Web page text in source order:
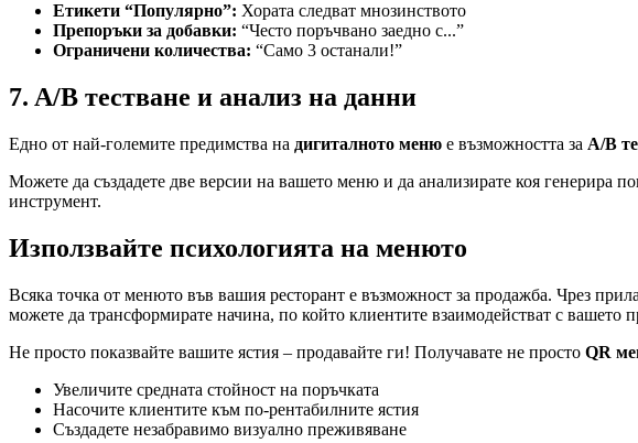
Етикети “Популярно”: Хората следват мнозинството
Препоръки за добавки: “Често поръчвано заедно с...”
Ограничени количества: “Само 3 останали!”
7. A/B тестване и анализ на данни
Едно от най-големите предимства на дигиталното меню е възможността за A/B
Можете да създадете две версии на вашето меню и да анализирате коя генерира
инструмент.
Използвайте психологията на менюто
Всяка точка от менюто във вашия ресторант е възможност за продажба. Чрез
можете да трансформирате начина, по който клиентите взаимодействат с вашето
Не просто показвайте вашите ястия – продавайте ги! Получавате не просто QR
Увеличите средната стойност на поръчката
Насочите клиентите към по-рентабилните ястия
Създадете незабравимо визуално преживяване